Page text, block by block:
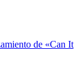
de «Can It